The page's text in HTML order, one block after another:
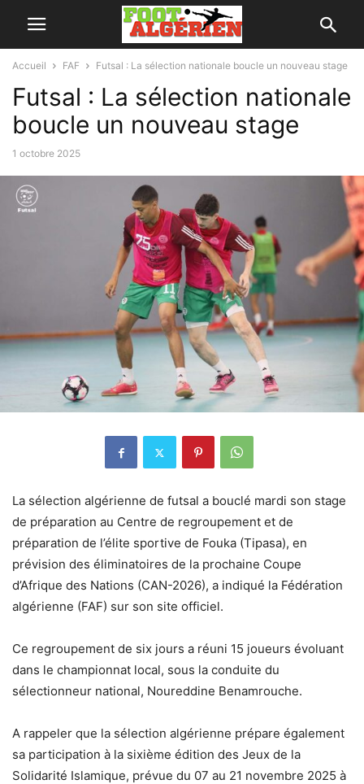
Accueil FAF Futsal : La sélection nationale boucle un nouveau stage
Futsal : La sélection nationale
boucle un nouveau stage
1 octobre 2025
La sélection algérienne de futsal a bouclé mardi son stage
de préparation au Centre de regroupement et de
préparation de l’élite sportive de Fouka (Tipasa), en
prévision des éliminatoires de la prochaine Coupe
d’Afrique des Nations (CAN-2026), a indiqué la Fédération
algérienne (FAF) sur son site officiel.
Ce regroupement de six jours a réuni 15 joueurs évoluant
dans le championnat local, sous la conduite du
sélectionneur national, Noureddine Benamrouche.
A rappeler que la sélection algérienne prépare également
sa participation à la sixième édition des Jeux de la
Solidarité Islamique, prévue du 07 au 21 novembre 2025 à